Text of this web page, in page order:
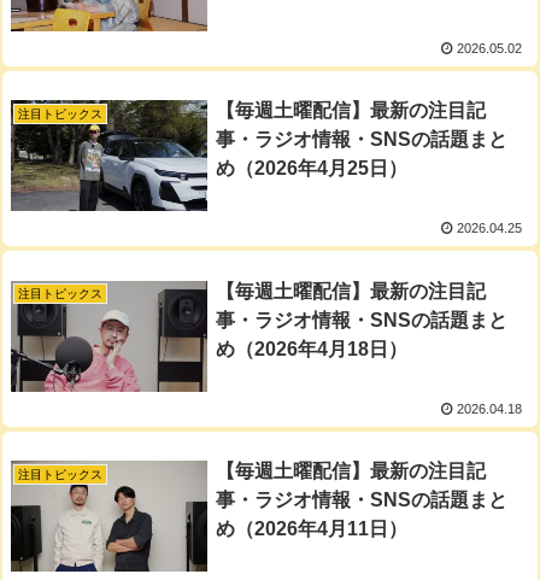
2026.05.02
注目トピックス
【毎週土曜配信】最新の注目記
事・ラジオ情報・SNSの話題まと
め（2026年4月25日）
2026.04.25
注目トピックス
【毎週土曜配信】最新の注目記
事・ラジオ情報・SNSの話題まと
め（2026年4月18日）
2026.04.18
注目トピックス
【毎週土曜配信】最新の注目記
事・ラジオ情報・SNSの話題まと
め（2026年4月11日）